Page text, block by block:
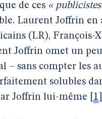
de ces «
Laurent Joffrin en
(LR),
Joffrin omet un
– sans compter les
solubles
Joffrin lui-même
1